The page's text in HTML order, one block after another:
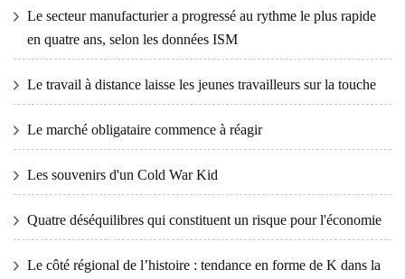
Le secteur manufacturier a progressé au rythme le plus rapide
en quatre ans, selon les données ISM
Le travail à distance laisse les jeunes travailleurs sur la touche
Le marché obligataire commence à réagir
Les souvenirs d'un Cold War Kid
Quatre déséquilibres qui constituent un risque pour l'économie
Le côté régional de l’histoire : tendance en forme de K dans la